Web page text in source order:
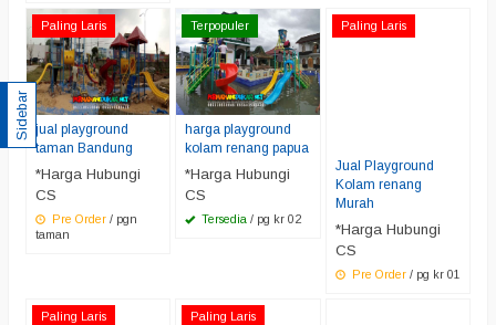
Paling Laris
jual playground
taman Bandung
*Harga Hubungi
CS
Pre Order / pgn
taman
Terpopuler
harga playground
kolam renang papua
*Harga Hubungi
CS
Tersedia / pg kr 02
Paling Laris
Jual Playground
Kolam renang
Murah
*Harga Hubungi
CS
Pre Order/ pg kr 01
Paling Laris Paling Laris
Sidebar